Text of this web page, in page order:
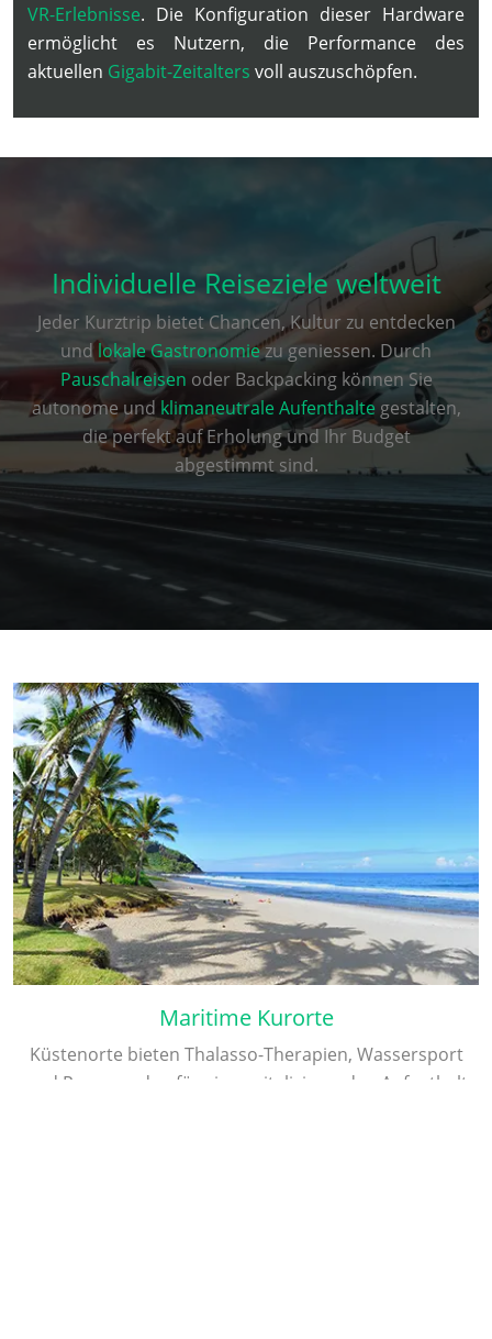
VR-Erlebnisse. Die Konfiguration dieser Hardware
ermöglicht es Nutzern, die Performance des
aktuellen Gigabit-Zeitalters voll auszuschöpfen.
Individuelle Reiseziele weltweit
Jeder Kurztrip bietet Chancen, Kultur zu entdecken
und lokale Gastronomiezu geniessen. Durch
Pauschalreisen oder Backpacking können Sie
autonome und klimaneutrale Aufenthaltegestalten,
die perfekt auf Erholung und Ihr Budget
abgestimmt sind.
Maritime Kurorte
Küstenorte bieten Thalasso-Therapien, Wassersport
und Promenaden für einen vitalisierenden Aufenthalt